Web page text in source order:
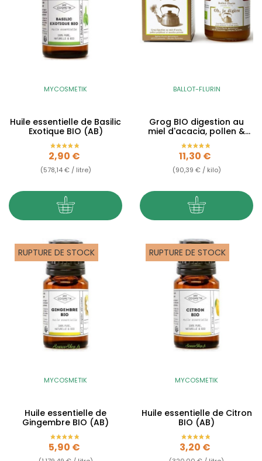
MYCOSMETIK
Huile essentielle de Basilic
Exotique BIO (AB)
Prix
2,90 €
(578,14 € / litre)
BALLOT-FLURIN
Grog BIO digestion au
miel d'acacia, pollen &
menthe poivrée "Oh,...
Prix
11,30 €
(90,39 € / kilo)
RUPTURE DE STOCK
MYCOSMETIK
Huile essentielle de
Gingembre BIO (AB)
Prix
5,90 €
RUPTURE DE STOCK
MYCOSMETIK
Huile essentielle de Citron
BIO (AB)
Prix
3,20 €